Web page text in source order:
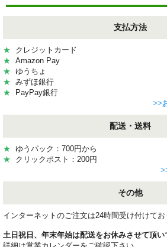
支払方法
★ クレジットカード
★ Amazon Pay
★ ゆうちょ
★ みずほ銀行
★ PayPay銀行
>>
配送・送料
★ ゆうパック：700円から
★ クリックポスト：200円
その他
インターネットのご注文は24時間受け付けてお
土日祝日、年末年始は配送をお休みさせて頂い